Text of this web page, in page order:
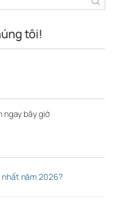
tôi!
ngay bây giờ
nhất năm 2026?